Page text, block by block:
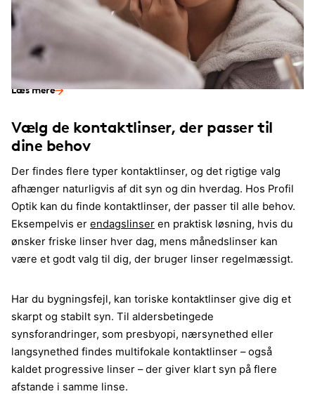
Alder og kontaktlinser
Undgå myter om alder og kontaktlinser
Læs mere
Vælg de kontaktlinser, der passer til
dine behov
Der findes flere typer kontaktlinser, og det rigtige valg
afhænger naturligvis af dit syn og din hverdag. Hos Profil
Optik kan du finde kontaktlinser, der passer til alle behov.
Eksempelvis er endagslinser en praktisk løsning, hvis du
ønsker friske linser hver dag, mens månedslinser kan
være et godt valg til dig, der bruger linser regelmæssigt.
Har du bygningsfejl, kan toriske kontaktlinser give dig et
skarpt og stabilt syn. Til aldersbetingede
synsforandringer, som presbyopi, nærsynethed eller
langsynethed findes multifokale kontaktlinser – også
kaldet progressive linser – der giver klart syn på flere
afstande i samme linse.